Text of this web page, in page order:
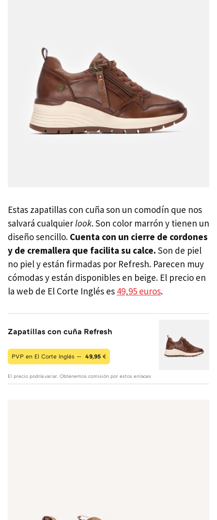
Estas zapatillas con cuña son un comodín que nos
salvará cualquierlook. Son color marrón y tienen un
diseño sencillo. Cuenta con un cierre de cordones
y de cremallera que facilita su calce. Son de piel
no piel y están firmadas por Refresh. Parecen muy
cómodas y están disponibles en beige. El precio en
la web de El Corte Inglés es 49,95 euros.
Zapatillas con cuña Refresh
PVP en El Corte Inglés — 49,95 €
El precio podría variar. Obtenemos comisión por estos enlaces